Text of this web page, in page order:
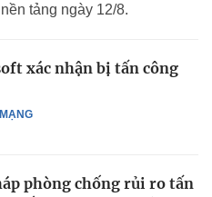
tảng ngày 12/8.
xác nhận bị tấn công
phòng chống rủi ro tấn